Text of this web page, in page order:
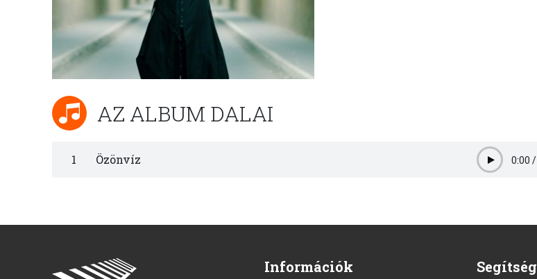
AZ ALBUM DALAI
1 Özönvíz Play0:00 /
Információk Segítség